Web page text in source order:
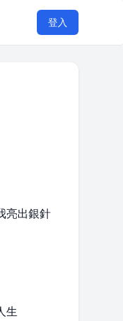
登入
亮出銀針
生